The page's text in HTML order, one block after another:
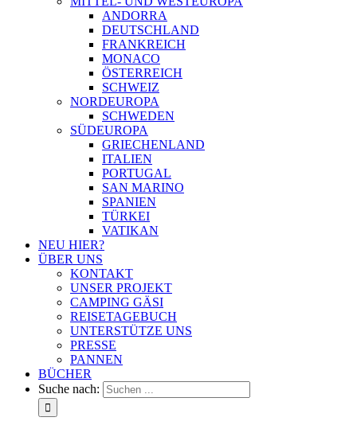
ANDORRA
DEUTSCHLAND
FRANKREICH
MONACO
ÖSTERREICH
SCHWEIZ
NORDEUROPA
SCHWEDEN
SÜDEUROPA
GRIECHENLAND
ITALIEN
PORTUGAL
SAN MARINO
SPANIEN
TÜRKEI
VATIKAN
NEU HIER?
ÜBER UNS
KONTAKT
UNSER PROJEKT
CAMPING GÄSI
REISETAGEBUCH
UNTERSTÜTZE UNS
PRESSE
PANNEN
BÜCHER
Suche nach: